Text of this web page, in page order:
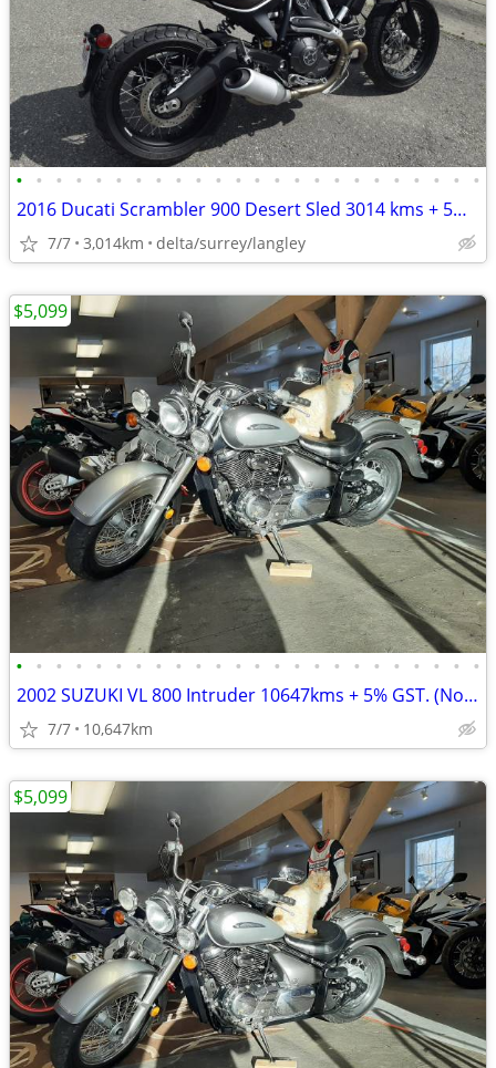
• • • • • • • • • • • • • • • • • • • • • • • •
2016 Ducati Scrambler 900 Desert Sled 3014 kms + 5% GST. (No endless f
7/7 3,014km delta/surrey/langley
• • • • • • • • • • • • • • • • • • • • • • • •
2002 SUZUKI VL 800 Intruder 10647kms + 5% GST. (No endless fees)
7/7 10,647km
$5,099
$5,099